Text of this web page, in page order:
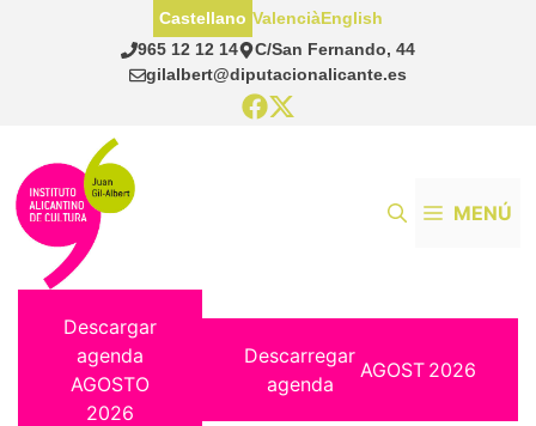
965 12 12 14
C/San Fernando, 44
gilalbert@diputacionalicante.es
Castellano ValenciàEnglish
MENÚ
Descargar
agenda
AGOSTO
2026
Descarregar
agenda
AGOST 2026